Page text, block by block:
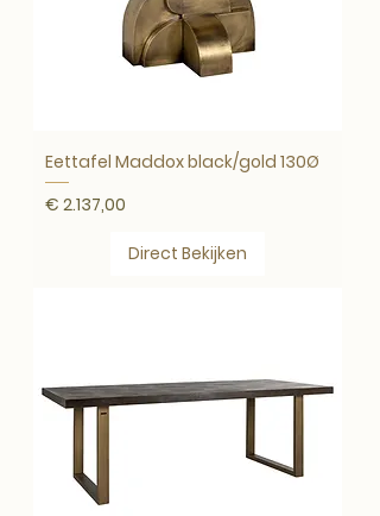
Eettafel Maddox black/gold 130Ø
Prijs
€ 2.137,00
Direct Bekijken